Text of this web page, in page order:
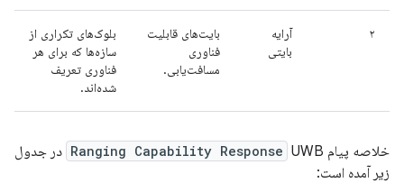
۲
آرایه
بایتی
بایت‌های قابلیت
فناوری
مسافت‌یابی.
بلوک‌های تکراری از
سازه‌ها که برای هر
فناوری تعریف
شده‌اند.
خلاصه پیام Ranging Capability Response UWB در جدول
زیر آمده است: